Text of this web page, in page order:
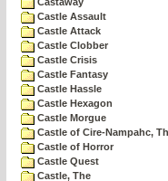
Castle Assault
Castle Attack
Castle Clobber
Castle Crisis
Castle Fantasy
Castle Hassle
Castle Hexagon
Castle Morgue
Castle of Cire-Nampahc,
Castle of Horror
Castle Quest
Castle, The